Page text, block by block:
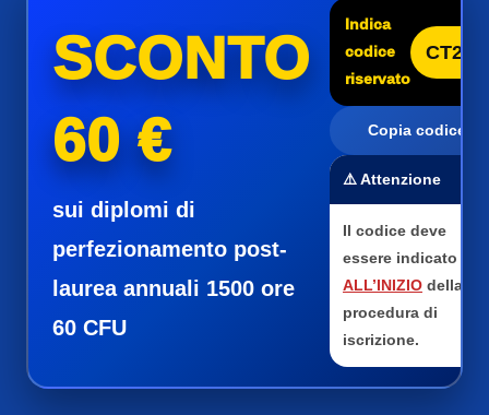
SCONTO
60 €
sui diplomi di
perfezionamento post-
laurea annuali 1500 ore
60 CFU
Indica
codice
riservato
CT25
Copia codice
⚠️ Attenzione
Il codice deve
essere indicato
ALL’INIZIO della
procedura di
iscrizione.